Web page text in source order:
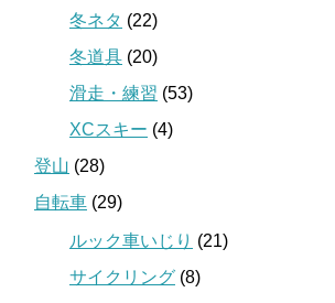
冬ネタ (22)
冬道具 (20)
滑走・練習 (53)
XCスキー (4)
登山 (28)
自転車 (29)
ルック車いじり (21)
サイクリング (8)